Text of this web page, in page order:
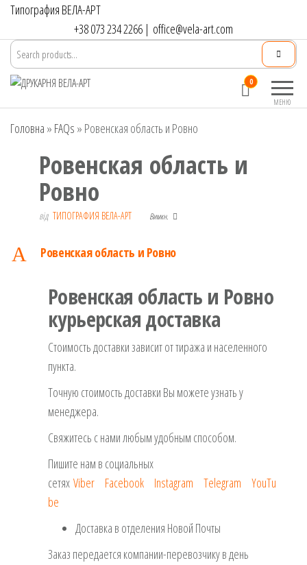
Перейти
контенту
Типография ВЕЛА-АРТ
+38 073 234 2266 | office@vela-art.com
ВЕЛА-АРТ
широкоформатний
друк. Замовлення
МЕНЮ
0
Головна » FAQs » Ровенская область и Ровно
Ровенская область и
Ровно
від ТИПОГРАФИЯ ВЕЛА-АРТ Вимкн.
A Ровенская область и Ровно
Ровенская область и Ровно
курьерская доставка
Стоимость доставки зависит от тиража и населенного
пункта.
Точную стоимость доставки Вы можете узнать у
менеджера.
Свяжитесь с нами любым удобным способом.
Пишите нам в социальных
сетях Viber Facebook Instagram Telegram
YouTu
be
Доставка в отделения Новой Почты
Заказ передается компании-перевозчику в день